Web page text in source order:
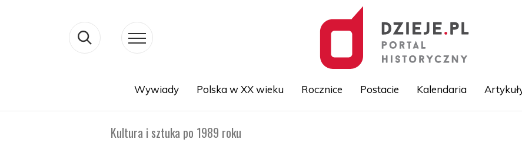
Wywiady Polska w XX wieku Rocznice Postacie Kalendaria
Kultura i sztuka po 1989 roku